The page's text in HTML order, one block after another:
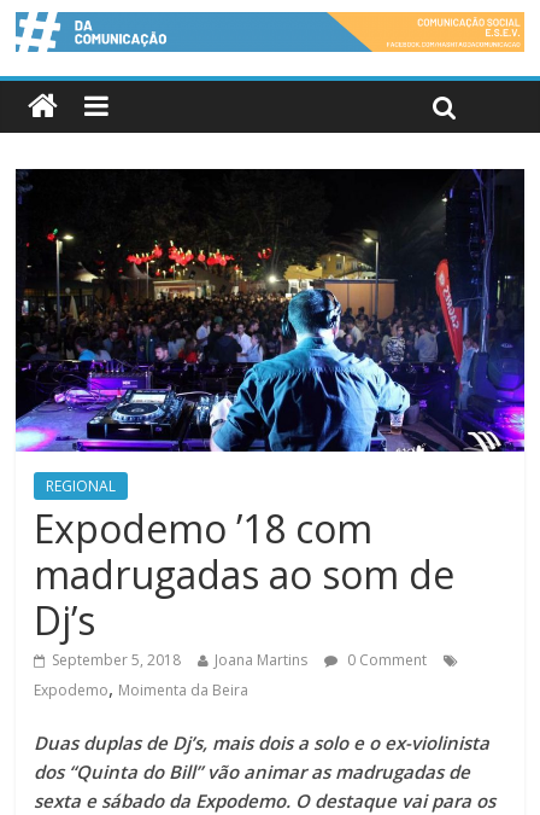
REGIONAL
Expodemo ’18 com
madrugadas ao som de
Dj’s
September 5, 2018 Joana Martins
0 Comment
Expodemo, Moimenta da Beira
Duas duplas de Dj’s, mais dois a solo e o ex-violinista
dos “Quinta do Bill” vão animar as madrugadas de
sexta e sábado da Expodemo. O destaque vai para os